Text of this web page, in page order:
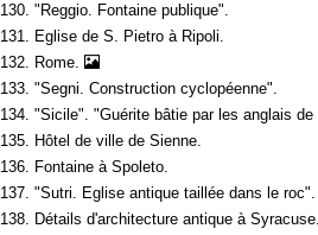
130. "Reggio. Fontaine publique".
131. Eglise de S. Pietro à Ripoli.
132. Rome.
133. "Segni. Construction cyclopéenne".
134. "Sicile". "Guérite bâtie par les anglais
135. Hôtel de ville de Sienne.
136. Fontaine à Spoleto.
137. "Sutri. Eglise antique taillée dans le roc".
138. Détails d'architecture antique à Syracuse.